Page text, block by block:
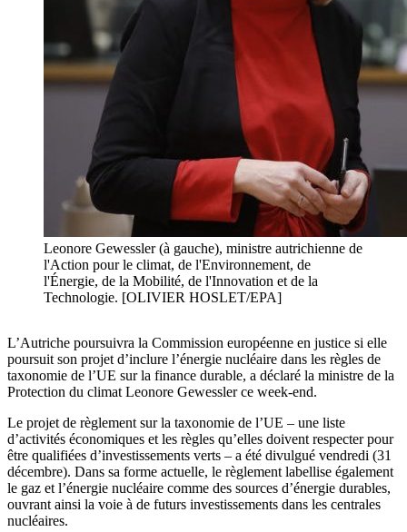
Leonore Gewessler (à gauche), ministre autrichienne de
l'Action pour le climat, de l'Environnement, de
l'Énergie, de la Mobilité, de l'Innovation et de la
Technologie. [OLIVIER HOSLET/EPA]
L’Autriche poursuivra la Commission européenne en justice si elle
poursuit son projet d’inclure l’énergie nucléaire dans les règles de
taxonomie de l’UE sur la finance durable, a déclaré la ministre de la
Protection du climat Leonore Gewessler ce week-end.
Le projet de règlement sur la taxonomie de l’UE – une liste
d’activités économiques et les règles qu’elles doivent respecter pour
être qualifiées d’investissements verts – a été divulgué vendredi (31
décembre). Dans sa forme actuelle, le règlement labellise également
le gaz et l’énergie nucléaire comme des sources d’énergie durables,
ouvrant ainsi la voie à de futurs investissements dans les centrales
nucléaires.